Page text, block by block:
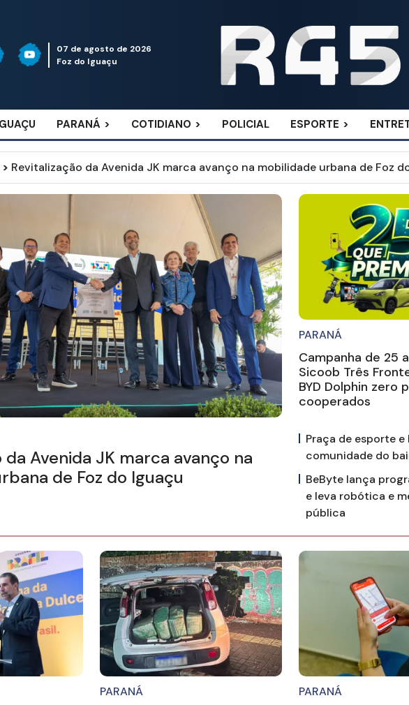
07 de agosto de 2026
Foz do Iguaçu
PARANÁ COTIDIANO POLICIAL ESPORTE
> Campanha de 25 anos do Sicoob Três Fronteiras terá BYD Dolphin zero
da Avenida JK marca avanço na
de Foz do Iguaçu
PARANÁ
Campanha de 25
Sicoob Três
BYD Dolphin zero
cooperados
Praça de esporte
comunidade do
BeByte lança
e leva robótica e
pública
PARANÁ PARANÁ